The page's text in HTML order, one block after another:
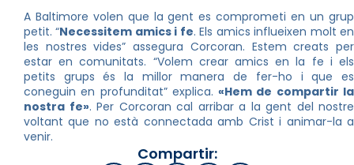
A Baltimore volen que la gent es comprometi en un grup
petit. “Necessitem amics i fe. Els amics influeixen molt en
les nostres vides” assegura Corcoran. Estem creats per
estar en comunitats. “Volem crear amics en la fe i els
petits grups és la millor manera de fer-ho i que es
coneguin en profunditat” explica.«Hem de compartir la
nostra fe». Per Corcoran cal arribar a la gent del nostre
voltant que no està connectada amb Crist i animar-la a
venir.
Compartir: